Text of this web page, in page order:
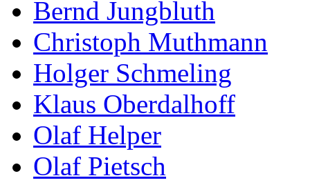
Bernd Jungbluth
Christoph Muthmann
Holger Schmeling
Klaus Oberdalhoff
Olaf Helper
Olaf Pietsch